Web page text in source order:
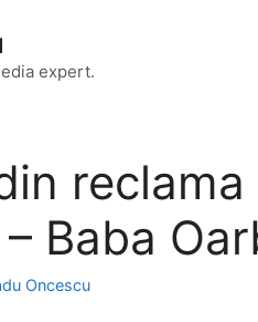
expert.
reclama
Baba
Oncescu